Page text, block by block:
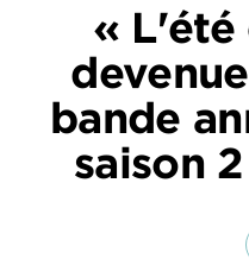
« L'été
bande
saison